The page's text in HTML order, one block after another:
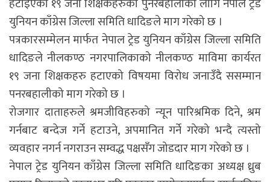
युनियन काँग्रेस जिल्ला समिति धादिङले माग गरेको छ ।
पत्रकारसम्मेलन मार्फत नेपाल ट्रेड युनियन काँग्रेस जिल्ला समिति
धादिङले नीलकण्ठ नगरपालिकाको नीलकण्ठ माविमा कार्यरत
१९ जना शिक्षकहरु हटाएको विषयमा विरोध जनाउँदै ससम्मान
पनरबहालीको माग गरेको छ ।
रोजगार दाताहरुले श्रमजीविहरुको न्यून पारिश्रमिक दिने, श्रम
गर्नबाट बन्देज गर्ने हटाउने, अपमानित गर्ने गरेको भन्दै त्यस्तो
व्यवहार नगर्न नगराउन सम्वद्ध पक्षसँग जोडदार माग गरेको छ ।
नेपाल ट्रेड युनियन काँग्रेस जिल्ला समिति धादिङका अध्यक्ष ध्रुब